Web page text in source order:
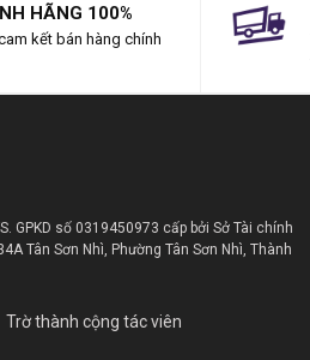
HÃNG 100%
kết bán hàng chính
GPKD số 0319450973 cấp bởi Sở Tài chính
Tân Sơn Nhì, Phường Tân Sơn Nhì, Thành
Trờ thành cộng tác viên